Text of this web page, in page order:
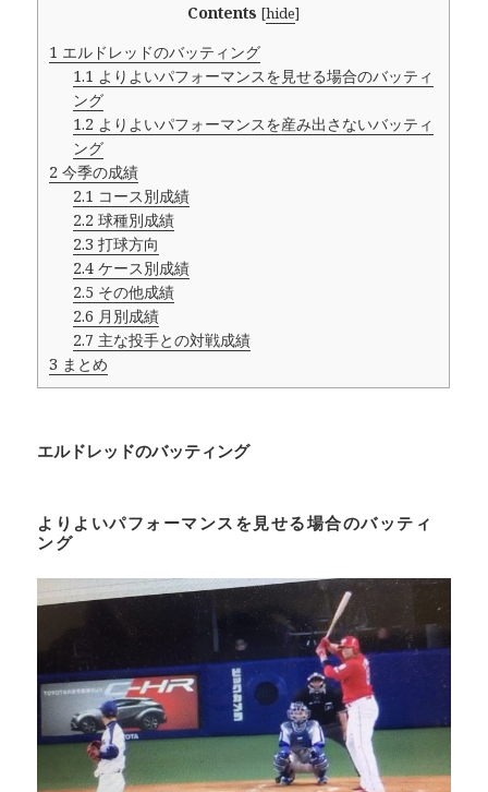
Contents [hide]
1 エルドレッドのバッティング
1.1 よりよいパフォーマンスを見せる場合のバッティ
ング
1.2 よりよいパフォーマンスを産み出さないバッティ
ング
2 今季の成績
2.1 コース別成績
2.2 球種別成績
2.3 打球方向
2.4ケース別成績
2.5 その他成績
2.6 月別成績
2.7 主な投手との対戦成績
3 まとめ
エルドレッドのバッティング
よりよいパフォーマンスを見せる場合のバッティ
ング